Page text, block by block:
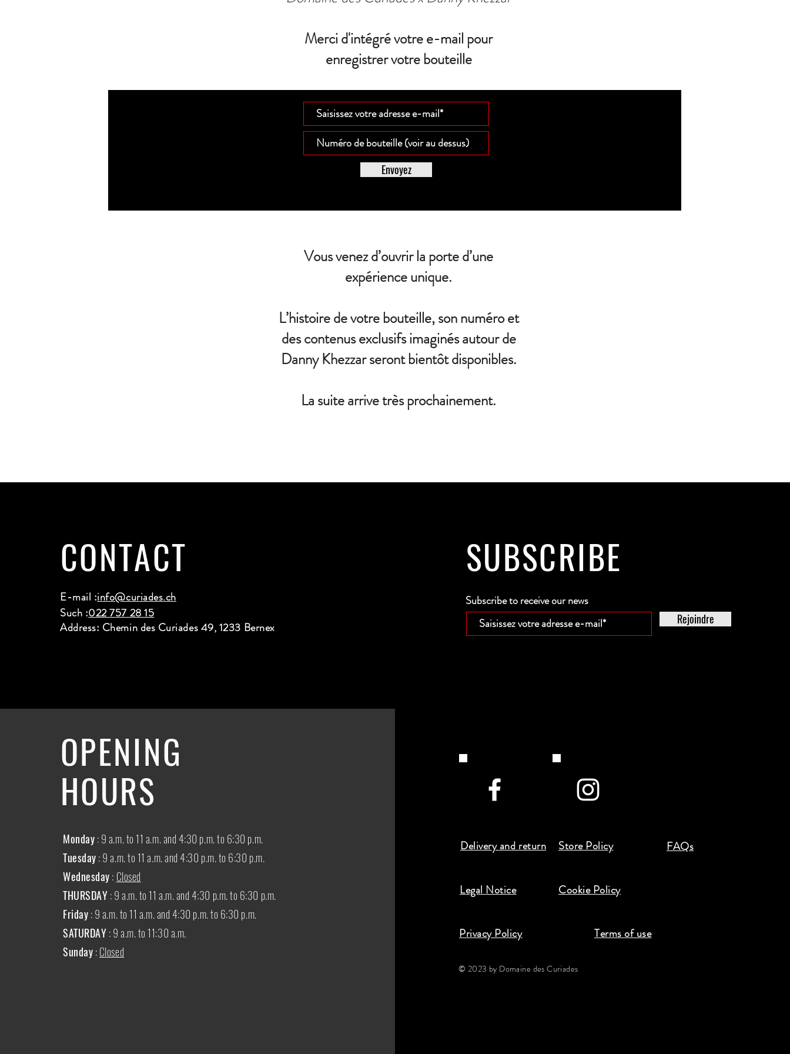
Merci d'intégré votre e-mail pour
enregistrer votre bouteille
Envoyez
Vous venez d’ouvrir la porte d’une
expérience unique.
L’histoire de votre bouteille, son numéro et
des contenus exclusifs imaginés autour de
Danny Khezzar seront bientôt disponibles.
La suite arrive très prochainement.
CONTACT
E-mail :info@curiades.ch
Such :022 757 28 15
Address: Chemin des Curiades 49, 1233 Bernex
SUBSCRIBE
Subscribe to receive our news
Rejoindre
OPENING
HOURS
Monday: 9 a.m. to 11 a.m. and 4:30 p.m. to 6:30 p.m.
Tuesday: 9 a.m. to 11 a.m. and 4:30 p.m. to 6:30 p.m.
Wednesday: Closed
THURSDAY:9 a.m. to 11 a.m. and 4:30 p.m. to 6:30 p.m.
Friday: 9 a.m. to 11 a.m. and 4:30 p.m. to 6:30 p.m.
SATURDAY: 9 a.m. to 11:30 a.m.
Sunday:Closed
Delivery and return Store Policy FAQs
Legal Notice Cookie Policy
Privacy Policy Terms of use
© 2023 by Domaine des Curiades